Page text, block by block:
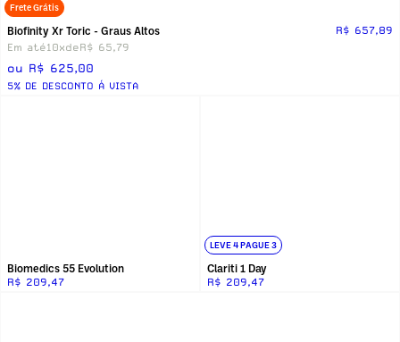
Frete Grátis
Biofinity Xr Toric - Graus Altos
R$ 657,89
Em até10xdeR$ 65,79
ou R$ 625,00
5% DE DESCONTO Á VISTA
Biomedics 55 Evolution
R$ 209,47
LEVE 4 PAGUE 3
Clariti 1 Day
R$ 209,47